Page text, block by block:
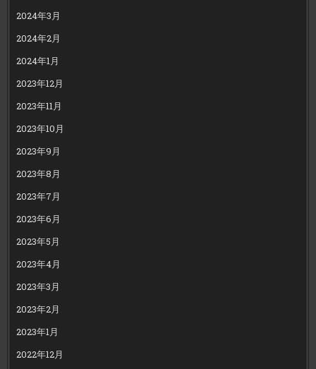
2024年3月
2024年2月
2024年1月
2023年12月
2023年11月
2023年10月
2023年9月
2023年8月
2023年7月
2023年6月
2023年5月
2023年4月
2023年3月
2023年2月
2023年1月
2022年12月